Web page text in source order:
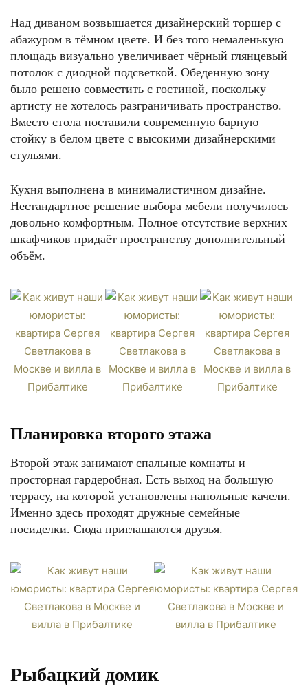
Над диваном возвышается дизайнерский торшер с
абажуром в тёмном цвете. И без того немаленькую
площадь визуально увеличивает чёрный глянцевый
потолок с диодной подсветкой. Обеденную зону
было решено совместить с гостиной, поскольку
артисту не хотелось разграничивать пространство.
Вместо стола поставили современную барную
стойку в белом цвете с высокими дизайнерскими
стульями.
Кухня выполнена в минималистичном дизайне.
Нестандартное решение выбора мебели получилось
довольно комфортным. Полное отсутствие верхних
шкафчиков придаёт пространству дополнительный
объём.
Планировка второго этажа
Второй этаж занимают спальные комнаты и
просторная гардеробная. Есть выход на большую
террасу, на которой установлены напольные качели.
Именно здесь проходят дружные семейные
посиделки. Сюда приглашаются друзья.
Рыбацкий домик